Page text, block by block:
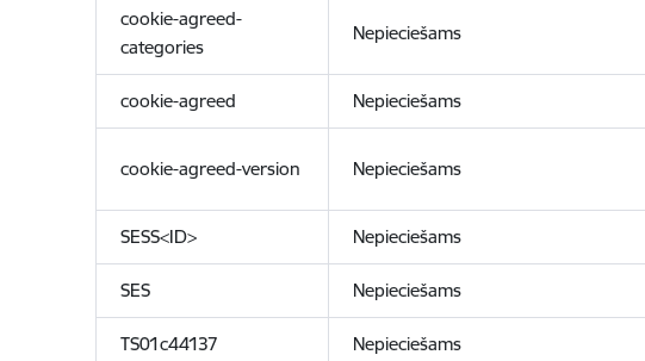
cookie-agreed-
categories
Nepieciešams
cookie-agreed Nepieciešams
cookie-agreed-version Nepieciešams
SESS<ID> Nepieciešams
SES Nepieciešams
TS01c44137 Nepieciešams